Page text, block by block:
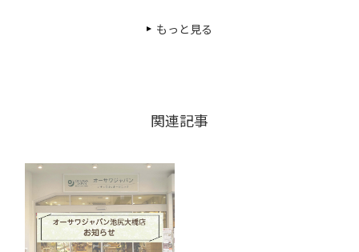
もっと見る
関連記事